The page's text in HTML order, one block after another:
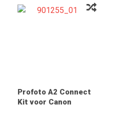
Profoto A2 Connect
Kit voor Canon